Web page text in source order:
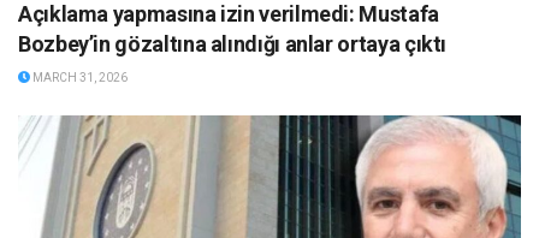
Açıklama yapmasına izin verilmedi: Mustafa
Bozbey’in gözaltına alındığı anlar ortaya çıktı
MARCH 31, 2026